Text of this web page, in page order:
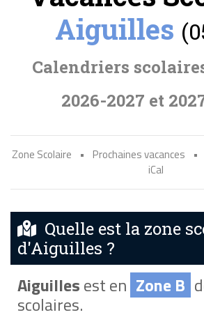
Aiguilles
Calendriers
2026-2027 et
Zone Scolaire • Prochaines vacances •
iCal
Quelle est la zone
d'Aiguilles ?
Aiguillesest en Zone B
scolaires.